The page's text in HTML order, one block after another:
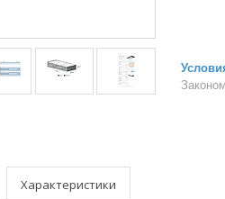
Характеристики